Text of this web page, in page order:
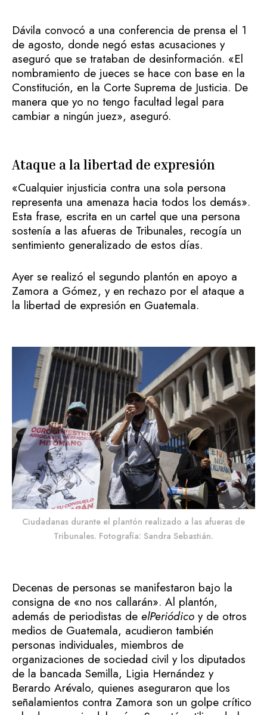
Dávila convocó a una conferencia de prensa el 1
de agosto, donde negó estas acusaciones y
aseguró que se trataban de desinformación. «El
nombramiento de jueces se hace con base en la
Constitución, en la Corte Suprema de Justicia. De
manera que yo no tengo facultad legal para
cambiar a ningún juez», aseguró.
Ataque a la libertad de expresión
«Cualquier injusticia contra una sola persona
representa una amenaza hacia todos los demás».
Esta frase, escrita en un cartel que una persona
sostenía a las afueras de Tribunales, recogía un
sentimiento generalizado de estos días.
Ayer se realizó el segundo plantón en apoyo a
Zamora a Gómez, y en rechazo por el ataque a
la libertad de expresión en Guatemala.
Ciudadanas durante el plantón realizado a las afueras de
Tribunales. Fotografía: Sandra Sebastián.
Decenas de personas se manifestaron bajo la
consigna de «no nos callarán». Al plantón,
además de periodistas de elPeriódico y de otros
medios de Guatemala, acudieron también
personas individuales, miembros de
organizaciones de sociedad civil y los diputados
de la bancada Semilla, Ligia Hernández y
Berardo Arévalo, quienes aseguraron que los
señalamientos contra Zamora son un golpe crítico